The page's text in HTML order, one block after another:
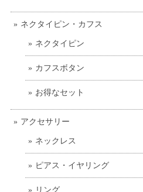
ネクタイピン・カフス
ネクタイピン
カフスボタン
お得なセット
アクセサリー
ネックレス
ピアス・イヤリング
リング